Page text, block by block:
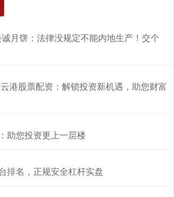
月饼：法律没规定不能内地生产！交个
港股票配资：解锁投资新机遇，助您财富
助您投资更上一层楼
排名，正规安全杠杆实盘